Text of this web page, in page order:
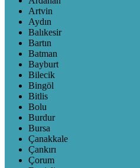
Artvin
Aydın
Balıkesir
Bartın
Batman
Bayburt
Bilecik
Bingöl
Bitlis
Bolu
Burdur
Bursa
Çanakkale
Çankırı
Çorum